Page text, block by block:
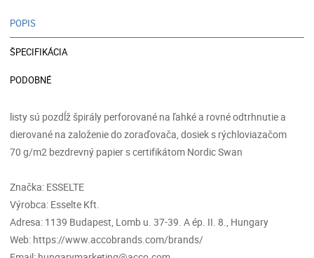
POPIS
ŠPECIFIKÁCIA
PODOBNÉ
listy sú pozdĺž špirály perforované na ľahké a rovné odtrhnutie a
dierované na založenie do zoraďovača, dosiek s rýchloviazačom
70 g/m2 bezdrevný papier s certifikátom Nordic Swan
Značka: ESSELTE
Výrobca: Esselte Kft.
Adresa: 1139 Budapest, Lomb u. 37-39. A ép. II. 8., Hungary
Web: https://www.accobrands.com/brands/